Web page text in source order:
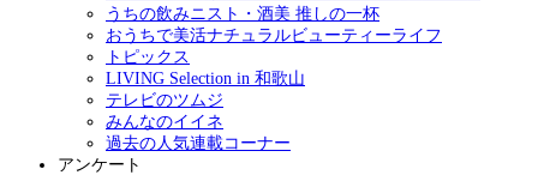
うちの飲みニスト・酒美 推しの一杯
おうちで美活ナチュラルビューティーライフ
トピックス
LIVING Selection in 和歌山
テレビのツムジ
みんなのイイネ
過去の人気連載コーナー
アンケート